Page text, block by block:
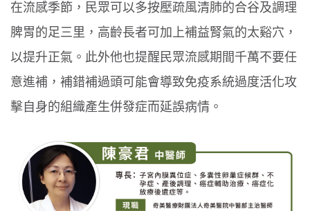
在流感季節，民眾可以多按壓疏風清肺的合谷及調理
脾胃的足三里，高齡長者可加上補益腎氣的太谿穴，
以提升正氣。此外他也提醒民眾流感期間千萬不要任
意進補，補錯補過頭可能會導致免疫系統過度活化攻
擊自身的組織產生併發症而延誤病情。